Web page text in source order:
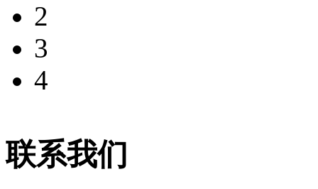
2
3
4
联系我们